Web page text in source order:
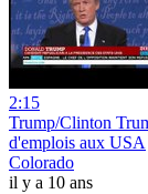
2:15
Trump/Clinton
d'emplois aux USA
Colorado
il y a 10 ans